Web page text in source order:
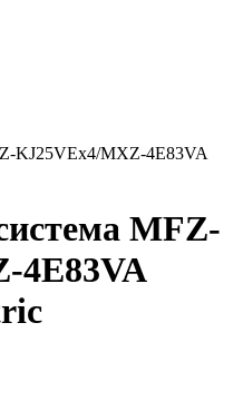
KJ25VEх4/MXZ-4E83VA
MFZ-
4E83VA